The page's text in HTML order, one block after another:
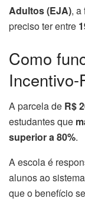
Adultos (EJA), a
preciso ter entre
Como
Incentivo-
A parcela de R$
estudantes que
superior a 80%.
A escola é
alunos ao
que o benefício